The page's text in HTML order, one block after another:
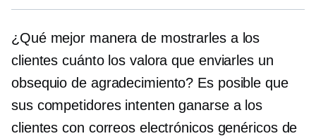
¿Qué mejor manera de mostrarles a los
clientes cuánto los valora que enviarles un
obsequio de agradecimiento? Es posible que
sus competidores intenten ganarse a los
clientes con correos electrónicos genéricos de